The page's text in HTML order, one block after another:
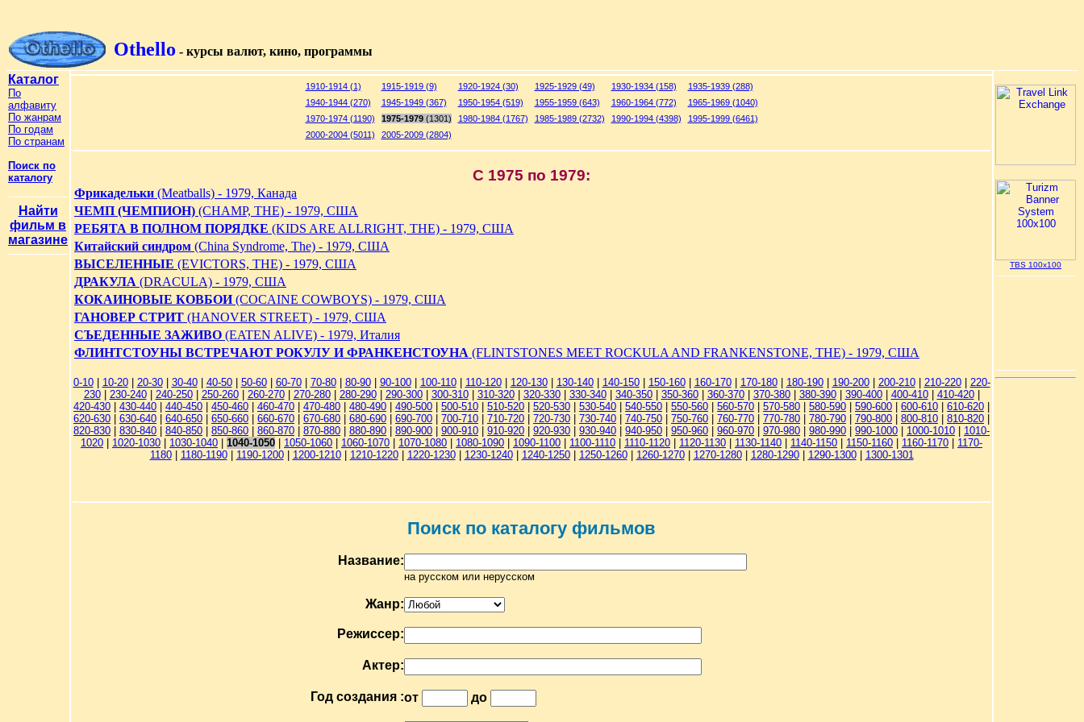
Othello - курсы валют, кино, программы
Каталог
По
алфавиту
По жанрам
По годам
По странам
Поиск по
каталогу
Найти
фильм в
магазине
TBS 100x100
1910-1914 (1) 1915-1919 (9) 1920-1924 (30) 1925-1929 (49) 1930-1934 (158)
1935-1939 (288)
1940-1944 (270)
1945-1949 (367) 1950-1954 (519) 1955-1959 (643) 1960-1964 (772)
1965-1969 (1040)
1970-1974 (1190)
1975-1979(1301) 1980-1984 (1767) 1985-1989 (2732) 1990-1994 (4398)
1995-1999 (6461)
2000-2004 (5011)
2005-2009 (2804)
C 1975 по 1979:
Фрикадельки (Meatballs) - 1979, Канада
ЧЕМП (ЧЕМПИОН) (CHAMP, THE) - 1979, США
РЕБЯТА В ПОЛНОМ ПОРЯДКЕ (KIDS ARE ALLRIGHT, THE) - 1979, США
Китайский синдром (China Syndrome, The) - 1979, США
ВЫСЕЛЕННЫЕ (EVICTORS, THE) - 1979, США
ДРАКУЛА (DRACULA) - 1979, США
КОКАИНОВЫЕ КОВБОИ(COCAINE COWBOYS) - 1979, США
ГАНОВЕР СТРИТ (HANOVER STREET) - 1979, США
СЪЕДЕННЫЕ ЗАЖИВО (EATEN ALIVE) - 1979, Италия
ФЛИНТСТОУНЫ ВСТРЕЧАЮТ РОКУЛУ И ФРАНКЕНСТОУНА (FLINTSTONES MEET ROCKULA AND FRANKENSTONE, THE) - 1979, США
0-10| 10-20| 20-30| 30-40| 40-50| 50-60| 60-70| 70-80| 80-90| 90-100| 100-110| 110-120| 120-130| 130-140| 140-150| 150-160| 160-170| 170-180| 180-190| 190-200| 200-210| 210-220| 220-
230| 230-240| 240-250| 250-260| 260-270| 270-280| 280-290| 290-300| 300-310| 310-320| 320-330| 330-340| 340-350| 350-360| 360-370| 370-380| 380-390| 390-400| 400-410| 410-420|
420-430
430-440 440-450 450-460 460-470 470-480 480-490 490-500 500-510 510-520 520-530 530-540 540-550 550-560 560-570 570-580 580-590 590-600 600-610 610-620
620-630
630-640 640-650 650-660 660-670 670-680 680-690 690-700 700-710 710-720 720-730 730-740 740-750 750-760 760-770 770-780 780-790 790-800 800-810 810-820
820-830
830-840 840-850 850-860 860-870 870-880 880-890 890-900 900-910 910-920 920-930 930-940 940-950 950-960 960-970 970-980 980-990 990-1000 1000-1010
1010-
1020
1020-1030 1030-1040 1040-1050 1050-1060 1060-1070 1070-1080 1080-1090 1090-1100 1100-1110 1110-1120 1120-1130 1130-1140 1140-1150 1150-1160 1160-1170
1170-
1180| 1180-1190| 1190-1200| 1200-1210| 1210-1220| 1220-1230| 1230-1240| 1240-1250| 1250-1260| 1260-1270| 1270-1280| 1280-1290| 1290-1300| 1300-1301
Поиск по каталогу фильмов
Название:
на русском или нерусском
Жанр:
Режиссер:
Актер:
Год создания :от до